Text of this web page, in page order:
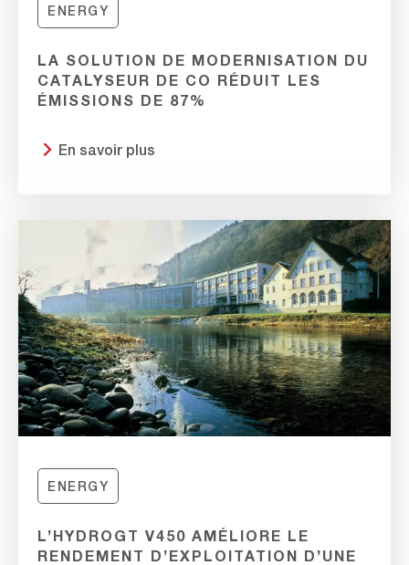
ENERGY
LA SOLUTION DE MODERNISATION DU
CATALYSEUR DE CO RÉDUIT LES
ÉMISSIONS DE 87%
En savoir plus
ENERGY
L’HYDROGT V450 AMÉLIORE LE
RENDEMENT D’EXPLOITATION D’UNE